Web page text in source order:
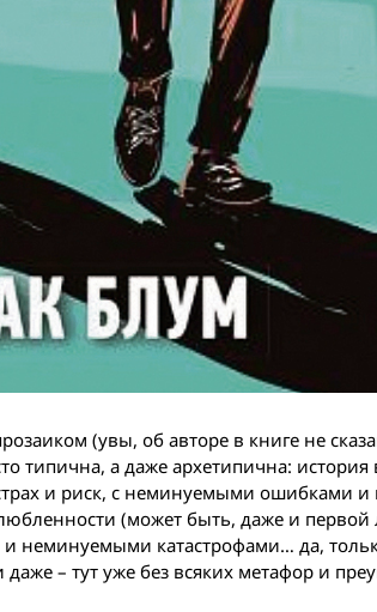
(увы, об авторе в книге не
типична, а даже архетипична: история
и риск, с неминуемыми ошибками
(может быть, даже и
неминуемыми катастрофами… да,
– тут уже без всяких метафор и